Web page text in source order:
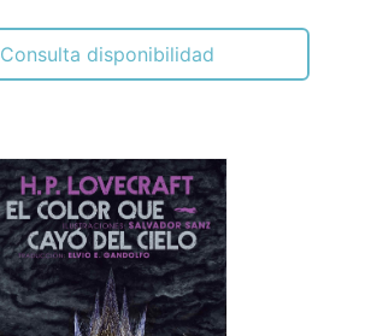
Consulta disponibilidad